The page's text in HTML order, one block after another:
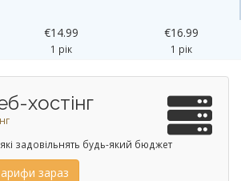
€14.99
1 рік
€16.99
1 рік
хостінг
задовільнять будь-який бюджет
зараз